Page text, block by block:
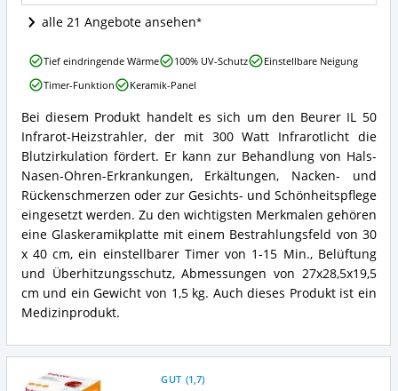
diese
Rotlichtlampe
alle 21 Angebote ansehen
Beurer
IL
50
Infrarot-
Wärmestrahler
Zusammenfassung:
Was
bietet
diese
Rotlichtlampe?
Bei diesem Produkt handelt es sich um den Beurer IL 50
Infrarot-Heizstrahler, der mit 300 Watt Infrarotlicht die
Blutzirkulation fördert. Er kann zur Behandlung von Hals-
Nasen-Ohren-Erkrankungen, Erkältungen, Nacken- und
Rückenschmerzen oder zur Gesichts- und Schönheitspflege
eingesetzt werden. Zu den wichtigsten Merkmalen gehören
eine Glaskeramikplatte mit einem Bestrahlungsfeld von 30
x 40 cm, ein einstellbarer Timer von 1-15 Min., Belüftung
und Überhitzungsschutz, Abmessungen von 27x28,5x19,5
cm und ein Gewicht von 1,5 kg. Auch dieses Produkt ist ein
Medizinprodukt.
Beurer
50
Wärmestrahler
Vorteile:
Was
spricht
für
diese
Rotlichtlampe?
Tief eindringende Wärme 100% UV-Schutz
Einstellbare Neigung
Timer-Funktion
Keramik-Panel
GUT (1,7)